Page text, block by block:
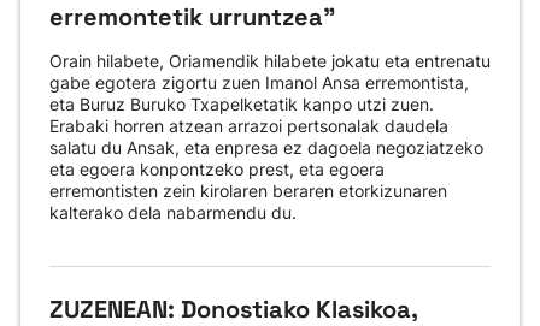
erremontetik urruntzea"
Orain hilabete, Oriamendik hilabete jokatu eta entrenatu
gabe egotera zigortu zuen Imanol Ansa erremontista,
eta Buruz Buruko Txapelketatik kanpo utzi zuen.
Erabaki horren atzean arrazoi pertsonalak daudela
salatu du Ansak, eta enpresa ez dagoela negoziatzeko
eta egoera konpontzeko prest, eta egoera
erremontisten zein kirolaren beraren etorkizunaren
kalterako dela nabarmendu du.
ZUZENEAN: Donostiako Klasikoa,